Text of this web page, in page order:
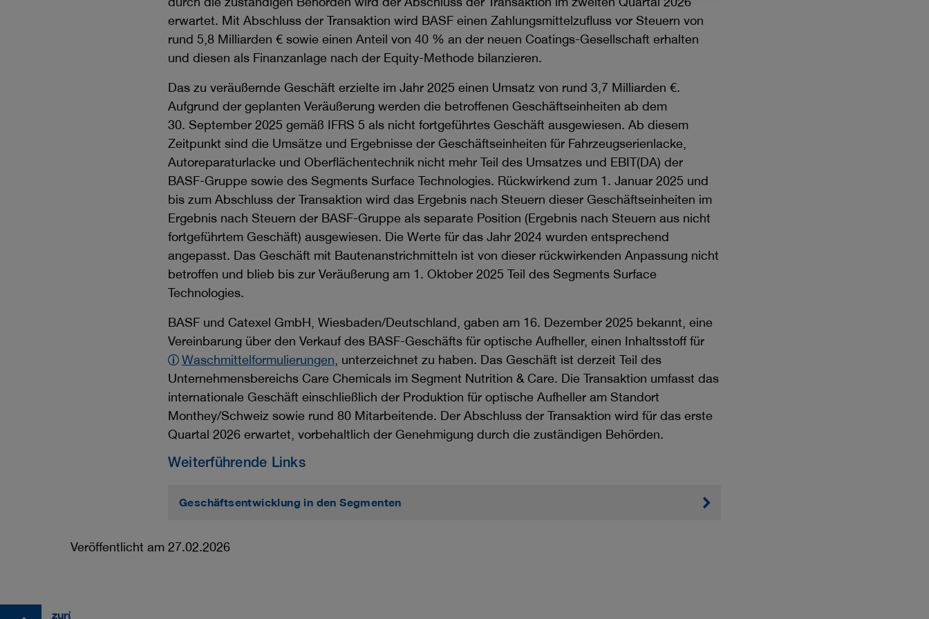
erwartet. Mit Abschluss der Transaktion wird BASF einen Zahlungsmittelzufluss vor Steuern von
rund 5,8 Milliarden € sowie einen Anteil von 40 % an der neuen Coatings-Gesellschaft erhalten
und diesen als Finanzanlage nach der Equity-Methode bilanzieren.
Das zu veräußernde Geschäft erzielte im Jahr 2025 einen Umsatz von rund 3,7 Milliarden €.
Aufgrund der geplanten Veräußerung werden die betroffenen Geschäftseinheiten ab dem
30. September 2025 gemäß IFRS 5 als nicht fortgeführtes Geschäft ausgewiesen. Ab diesem
Zeitpunkt sind die Umsätze und Ergebnisse der Geschäftseinheiten für Fahrzeugserienlacke,
Autoreparaturlacke und Oberflächentechnik nicht mehr Teil des Umsatzes und EBIT(DA) der
BASF-Gruppe sowie des Segments Surface Technologies. Rückwirkend zum 1. Januar 2025 und
bis zum Abschluss der Transaktion wird das Ergebnis nach Steuern dieser Geschäftseinheiten im
Ergebnis nach Steuern der BASF-Gruppe als separate Position (Ergebnis nach Steuern aus nicht
fortgeführtem Geschäft) ausgewiesen. Die Werte für das Jahr 2024 wurden entsprechend
angepasst. Das Geschäft mit Bautenanstrichmitteln ist von dieser rückwirkenden Anpassung nicht
betroffen und blieb bis zur Veräußerung am 1. Oktober 2025 Teil des Segments Surface
Technologies.
BASF und Catexel GmbH, Wiesbaden/Deutschland, gaben am 16. Dezember 2025 bekannt, eine
Vereinbarung über den Verkauf des BASF-Geschäfts für optische Aufheller, einen Inhaltsstoff für
Waschmittelformulierungen , unterzeichnet zu haben. Das Geschäft ist derzeit Teil des
Unternehmensbereichs Care Chemicals im Segment Nutrition & Care. Die Transaktion umfasst das
internationale Geschäft einschließlich der Produktion für optische Aufheller am Standort
Monthey/Schweiz sowie rund 80 Mitarbeitende. Der Abschluss der Transaktion wird für das erste
Quartal 2026 erwartet, vorbehaltlich der Genehmigung durch die zuständigen Behörden.
Weiterführende Links
Geschäftsentwicklung in den Segmenten
Veröffentlicht am 27.02.2026
zurück